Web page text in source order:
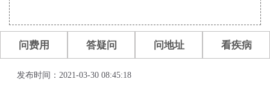
问费用 答疑问 问地址 看疾病
发布时间：2021-03-30 08:45:18